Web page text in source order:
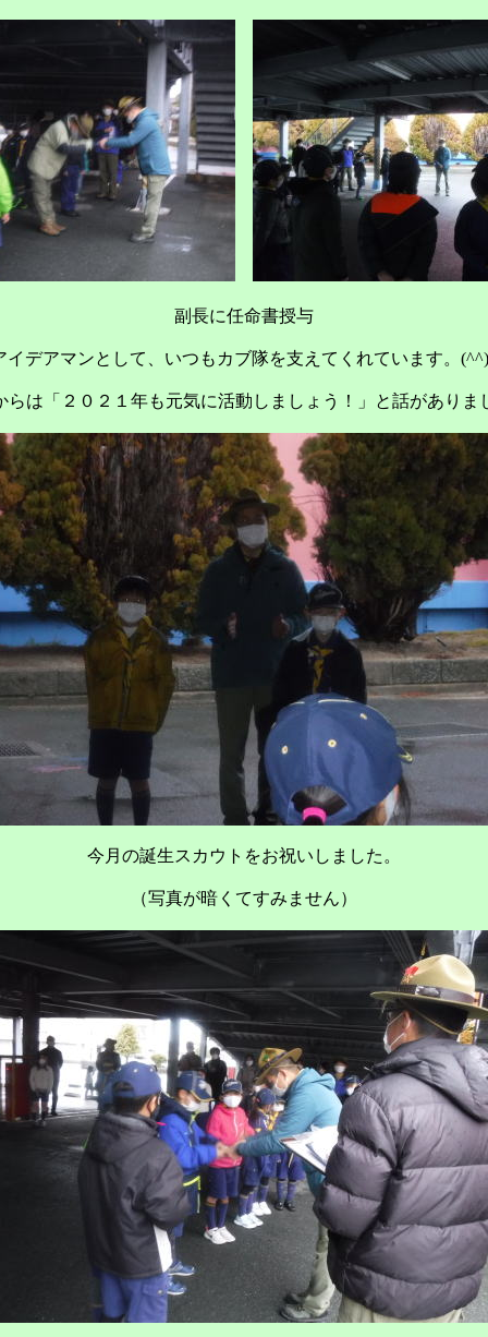
副長に任命書授与
イデアマンとして、いつもカブ隊を支えてくれています。
らは「２０２１年も元気に活動しましょう！」と話がありま
今月の誕生スカウトをお祝いしました。
（写真が暗くてすみません）